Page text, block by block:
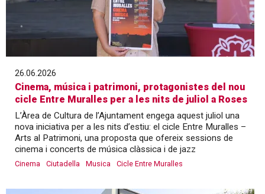
26.06.2026
Cinema, música i patrimoni, protagonistes del nou
cicle Entre Muralles per a les nits de juliol a Roses
L’Àrea de Cultura de l’Ajuntament engega aquest juliol una
nova iniciativa per a les nits d’estiu: el cicle Entre Muralles –
Arts al Patrimoni, una proposta que ofereix sessions de
cinema i concerts de música clàssica i de jazz
Cinema Ciutadella Musica Cicle Entre Muralles